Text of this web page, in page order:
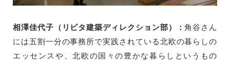
相澤佳代子（リビタ建築ディレクション部）：角谷さん
には五割一分の事務所で実践されている北欧の暮らしの
エッセンスや、北欧の国々の豊かな暮らしというもの